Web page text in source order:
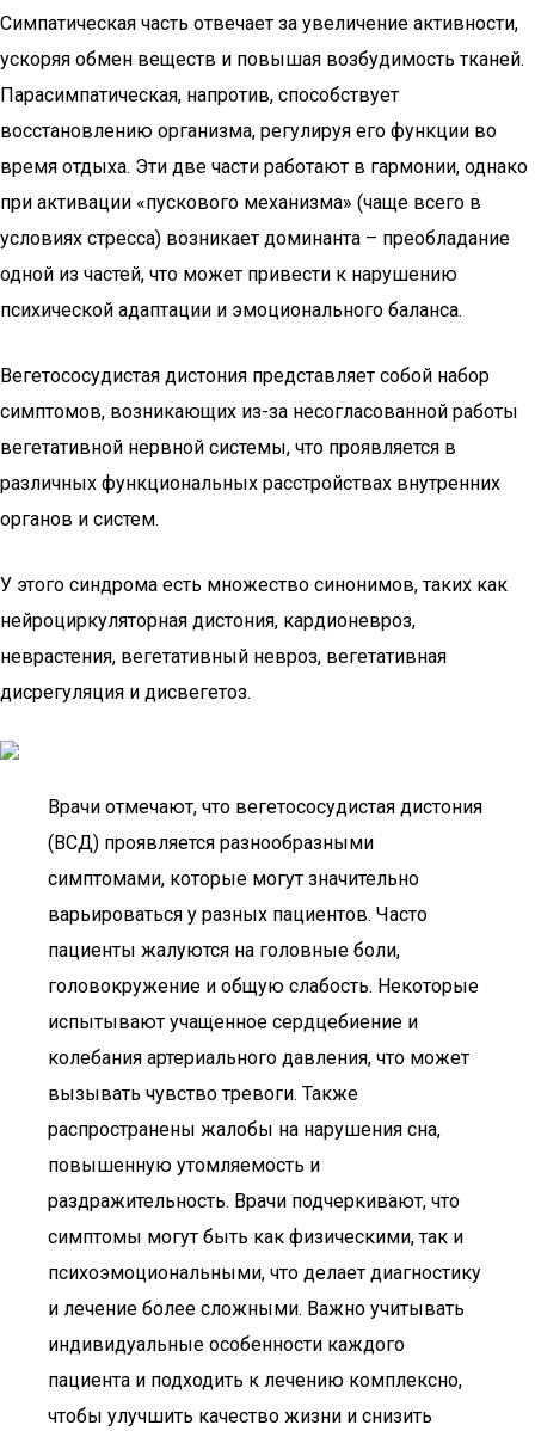
Симпатическая часть отвечает за увеличение активности,
ускоряя обмен веществ и повышая возбудимость тканей.
Парасимпатическая, напротив, способствует
восстановлению организма, регулируя его функции во
время отдыха. Эти две части работают в гармонии, однако
при активации «пускового механизма» (чаще всего в
условиях стресса) возникает доминанта – преобладание
одной из частей, что может привести к нарушению
психической адаптации и эмоционального баланса.
Вегетососудистая дистония представляет собой набор
симптомов, возникающих из-за несогласованной работы
вегетативной нервной системы, что проявляется в
различных функциональных расстройствах внутренних
органов и систем.
У этого синдрома есть множество синонимов, таких как
нейроциркуляторная дистония, кардионевроз,
неврастения, вегетативный невроз, вегетативная
дисрегуляция и дисвегетоз.
Врачи отмечают, что вегетососудистая дистония
(ВСД) проявляется разнообразными
симптомами, которые могут значительно
варьироваться у разных пациентов. Часто
пациенты жалуются на головные боли,
головокружение и общую слабость. Некоторые
испытывают учащенное сердцебиение и
колебания артериального давления, что может
вызывать чувство тревоги. Также
распространены жалобы на нарушения сна,
повышенную утомляемость и
раздражительность. Врачи подчеркивают, что
симптомы могут быть как физическими, так и
психоэмоциональными, что делает диагностику
и лечение более сложными. Важно учитывать
индивидуальные особенности каждого
пациента и подходить к лечению комплексно,
чтобы улучшить качество жизни и снизить